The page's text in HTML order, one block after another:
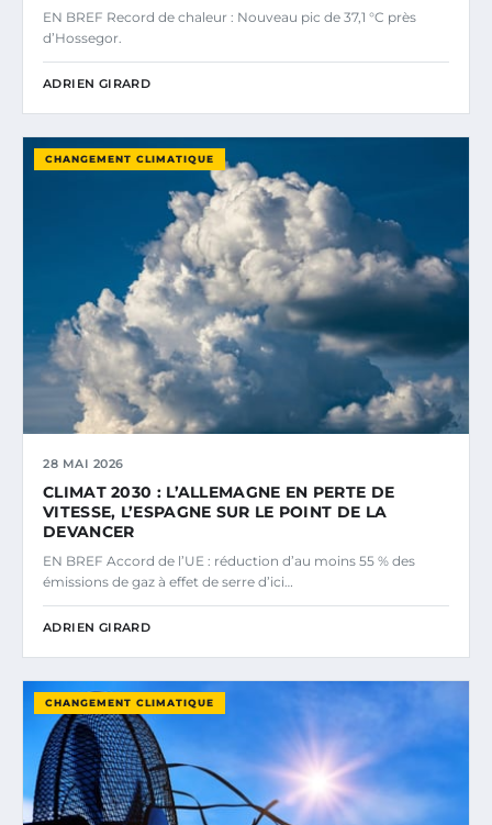
EN BREF Record de chaleur : Nouveau pic de 37,1 °C près
d’Hossegor.
ADRIEN GIRARD
CHANGEMENT CLIMATIQUE
28 MAI 2026
CLIMAT 2030 : L’ALLEMAGNE EN PERTE DE
VITESSE, L’ESPAGNE SUR LE POINT DE LA
DEVANCER
EN BREF Accord de l’UE : réduction d’au moins 55 % des
émissions de gaz à effet de serre d’ici…
ADRIEN GIRARD
CHANGEMENT CLIMATIQUE